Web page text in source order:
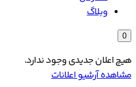
وبلاگ
0
هیچ اعلان جدیدی وجود ندارد.
مشاهده آرشیو اعلانات